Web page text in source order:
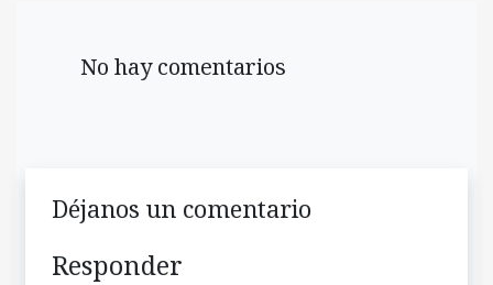
No hay comentarios
Déjanos un comentario
Responder